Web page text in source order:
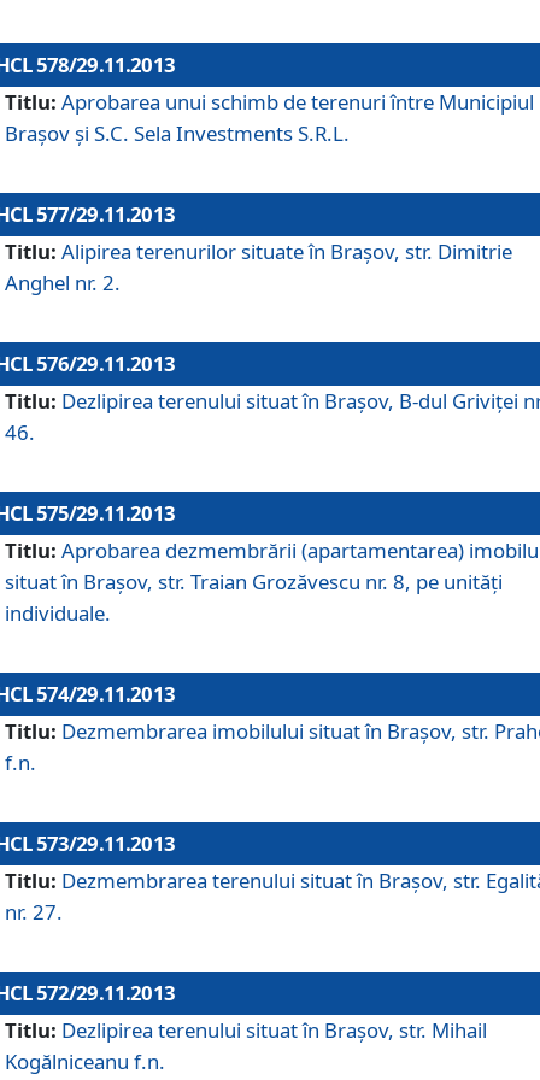
578/29.11.2013
Titlu: Aprobarea unui schimb de terenuri între Municipiul
Braşov şi S.C. Sela Investments S.R.L.
577/29.11.2013
Titlu: Alipirea terenurilor situate în Braşov, str. Dimitrie
Anghel nr. 2.
576/29.11.2013
Titlu: Dezlipirea terenului situat în Braşov, B-dul Griviţei
46.
575/29.11.2013
Titlu: Aprobarea dezmembrării (apartamentarea)
situat în Braşov, str. Traian Grozăvescu nr. 8, pe unităţi
individuale.
574/29.11.2013
Titlu: Dezmembrarea imobilului situat în Braşov, str.
f.n.
573/29.11.2013
Titlu: Dezmembrarea terenului situat în Braşov, str.
nr. 27.
572/29.11.2013
Titlu: Dezlipirea terenului situat în Braşov, str. Mihail
Kogălniceanu f.n.